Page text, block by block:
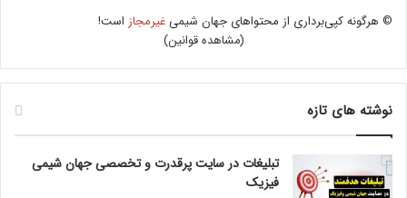
© هرگونه کپی‌برداری از محتواهای جهان شیمیغیرمجاز است!
(مشاهده قوانین)
نوشته های تازه
تبلیغات در سایت پرقدرت و تخصصی جهان شیمی
فیزیک